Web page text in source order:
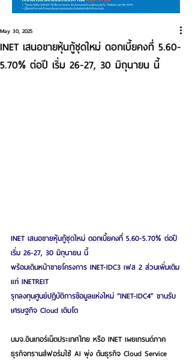
INET เสนอขายหุ้นกู้ชุดใหม่ ดอกเบี้ยคงที่ 5.60-
5.70% ต่อปี เริ่ม 26-27, 30 มิถุนายน นี้
May 30, 2025
INET เสนอขายหุ้นกู้ชุดใหม่ ดอกเบี้ยคงที่ 5.60-5.70% ต่อปี
เริ่ม 26-27, 30 มิถุนายน นี้
พร้อมเดินหน้าขายโครงการ INET-IDC3 เฟส 2 ส่วนเพิ่มเติม
แก่ INETREIT
รุกลงทุนศูนย์ปฏิบัติการข้อมูลแห่งใหม่ “INET-IDC4” ขานรับ
เศรษฐกิจ Cloud เติบโต
บมจ.อินเทอร์เน็ตประเทศไทย หรือ INET เผยเทรนด์ภาค
ธุรกิจทรานส์ฟอร์มใช้ AI พุ่ง ดันธุรกิจ Cloud Service